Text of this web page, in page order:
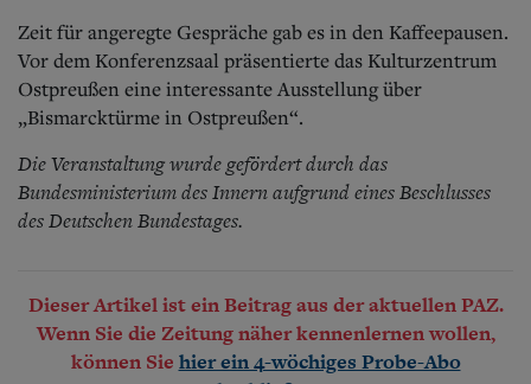
Zeit für angeregte Gespräche gab es in den Kaffeepausen.
Vor dem Konferenzsaal präsentierte das Kulturzentrum
Ostpreußen eine interessante Ausstellung über
„Bismarcktürme in Ostpreußen“.
Die Veranstaltung wurde gefördert durch das
Bundesministerium des Innern aufgrund eines Beschlusses
des Deutschen Bundestages.
Dieser Artikel ist ein Beitrag aus der aktuellen PAZ.
Wenn Sie die Zeitung näher kennenlernen wollen,
können Sie hier ein 4-wöchiges Probe-Abo